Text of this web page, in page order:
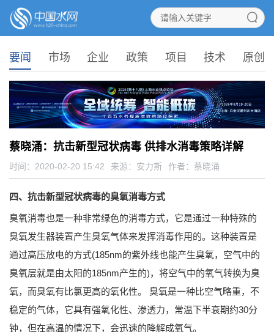
要闻 市场 企业 政策 项目 技术 原创
蔡晓涌：抗击新型冠状病毒 供排水消毒策略详解
时间：2020-02-20 15:42 来源： 安力斯 作者：蔡晓涌
四、抗击新型冠状病毒的臭氧消毒方式
臭氧消毒也是一种非常绿色的消毒方式，它是通过一种特殊的
臭氧发生器装置产生臭氧气体来发挥消毒作用的。这种装置是
通过高压放电的方式(185nm的紫外线也能产生臭氧，空气中的
臭氧层就是由太阳的185nm产生的)，将空气中的氧气转换为臭
氧，而臭氧有比氯更高的氧化性。 臭氧是一种比空气略重，不
稳定的气体，它具有强氧化性、渗透力，常温下半衰期约30分
钟，但在高温的情况下，会迅速的降解成氧气。